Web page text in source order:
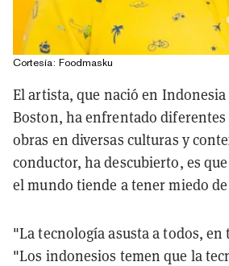
Cortesía: Foodmasku
El artista, que nació en Indonesia
Boston, ha enfrentado diferentes
obras en diversas culturas y
conductor, ha descubierto, es
el mundo tiende a tener miedo
"La tecnología asusta a todos,
"Los indonesios temen que la